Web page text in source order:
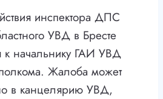
инспектора ДПС
УВД в Бресте
к начальнику ГАИ УВД
Жалоба может
в канцелярию УВД,